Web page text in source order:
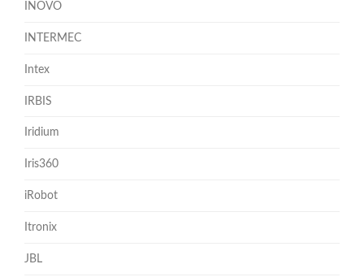
INOVO
INTERMEC
Intex
IRBIS
Iridium
Iris360
iRobot
Itronix
JBL